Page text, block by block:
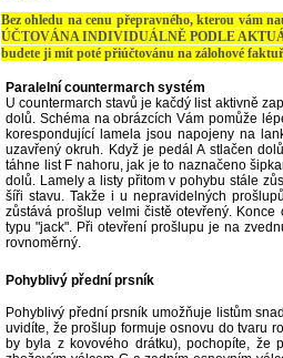
Bez ohledu na cenu přepravného, kterou vám
ÚČTOVÁNA INDIVIDUÁLNĚ PODLE
budete ji mít poté přiúčtovánu na zálohové
Paralelní countermarch systém
U countermarch stavů je kačdý list aktivně
dolů. Schéma na obrázcích Vám pomůže
korespondující lamela jsou napojeny na
uzavřený okruh. Když je pedál A stlačen
táhne list F nahoru, jak je to naznačeno
dolů. Lamely a listy přitom v pohybu stále
šíři stavu. Takže i u nepravidelných
zůstává prošlup velmi čistě otevřený.
typu "jack". Při otevření prošlupu je na
rovnoměrný.
Pohyblivý přední prsník
Pohyblivý přední prsník umožňuje listům
uvidíte, že prošlup formuje osnovu do tvaru
by byla z kovového drátku), pochopíte, že